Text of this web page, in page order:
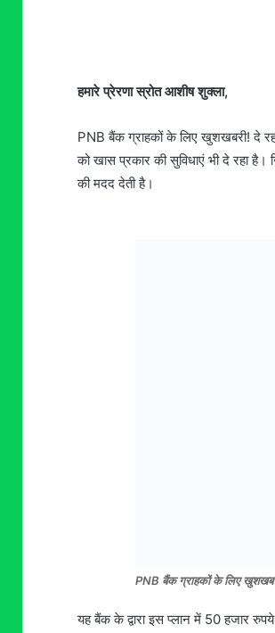
हमारे प्रेरणा स्रोत आशीष शुक्ला,
PNB बैंक ग्राहकों के लिए खुशखबरी! दे
को खास प्रकार की सुविधाएं भी दे रहा
की मदद देती है।
PNB बैंक ग्राहकों के लिए
यह बैंक के द्वारा इस प्लान में 50 हजार